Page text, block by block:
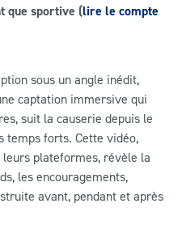
que sportive (lire le compte
sous un angle inédit,
captation immersive qui
suit la causerie depuis le
temps forts. Cette vidéo,
plateformes, révèle la
les encouragements,
avant, pendant et après